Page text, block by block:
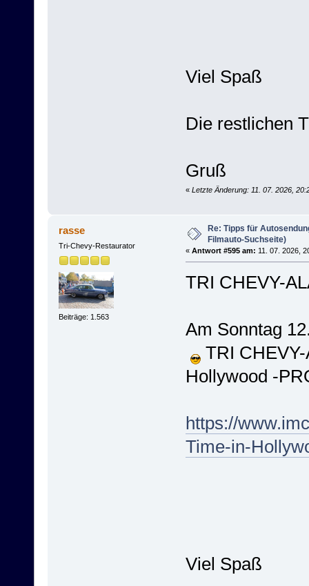
Viel Spaß
Die restlichen
Gruß
« Letzte Änderung: 11. 07. 2026,
rasse
Tri-Chevy-Restaurator
Beiträge: 1.563
Re: Tipps für
Filmauto-Suchseite)
« Antwort #595 am: 11. 07. 2026,
TRI CHEVY-
Am Sonntag
TRI CHEVY-
Hollywood -
https://
Time-in-
Viel Spaß